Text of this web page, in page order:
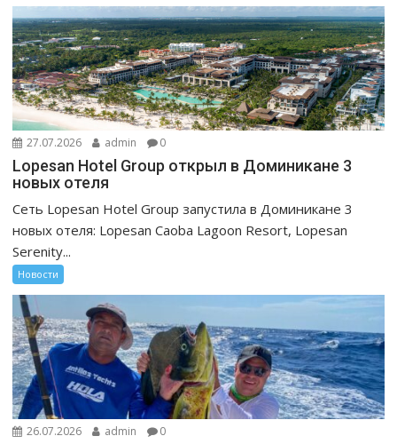
27.07.2026 admin 0
Lopesan Hotel Group открыл в Доминикане 3
новых отеля
Сеть Lopesan Hotel Group запустила в Доминикане 3
новых отеля: Lopesan Caoba Lagoon Resort, Lopesan
Serenity...
Новости
26.07.2026 admin 0